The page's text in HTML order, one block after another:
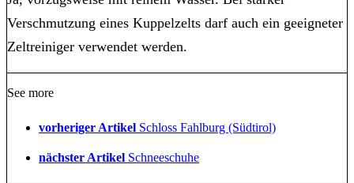
Verschmutzung eines Kuppelzelts darf auch ein geeigneter
Zeltreiniger verwendet werden.
See more
vorheriger Artikel Schloss Fahlburg (Südtirol)
nächster Artikel Schneeschuhe